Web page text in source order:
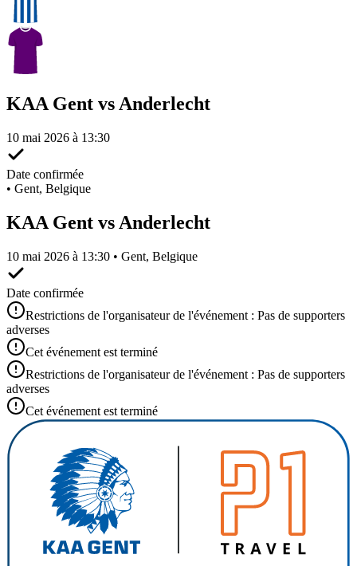
KAA Gent vs Anderlecht
10 mai 2026 à 13:30
Date confirmée
• Gent, Belgique
KAA Gent vs Anderlecht
10 mai 2026 à 13:30 • Gent, Belgique
Date confirmée
Restrictions de l'organisateur de l'événement : Pas de supporters
adverses
Cet événement est terminé
Restrictions de l'organisateur de l'événement : Pas de supporters
adverses
Cet événement est terminé